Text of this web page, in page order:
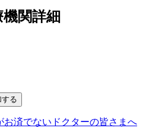
関詳細
お済でないドクターの皆さまへ